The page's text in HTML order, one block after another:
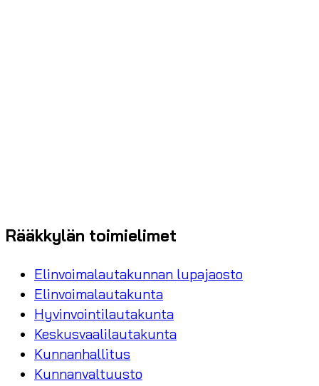
Rääkkylän toimielimet
Elinvoimalautakunnan lupajaosto
Elinvoimalautakunta
Hyvinvointilautakunta
Keskusvaalilautakunta
Kunnanhallitus
Kunnanvaltuusto